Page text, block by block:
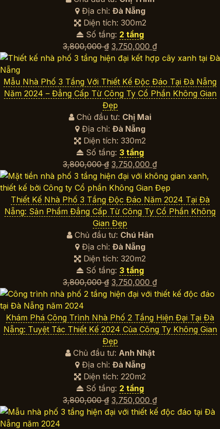
Địa chỉ: Đà Nẵng
Diện tích: 300m2
Số tầng: 2 tầng
3,800,000₫ Giá
gốc
3,800,000 ₫.
3,750,000 ₫Giá
hiện
là:
3,750,000 ₫.
Mẫu Nhà Phố 3 Tầng Với Thiết Kế Độc Đáo Tại Đà Nẵng
Năm 2024 – Đẳng Cấp Từ Công Ty Cổ Phần Không Gian
Đẹp
Chủ đầu tư: Chị Mai
Địa chỉ: Đà Nẵng
Diện tích: 330m2
Số tầng: 3 tầng
3,800,000₫ Giá
gốc
là:
3,800,000 ₫.
3,750,000 ₫Giá
hiện
tại
là:
3,750,000 ₫.
Thiết Kế Nhà Phố 3 Tầng Độc Đáo Năm 2024 Tại Đà
Nẵng: Sản Phẩm Đẳng Cấp Từ Công Ty Cổ Phần Không
Gian Đẹp
Chủ đầu tư: Chú Hân
Địa chỉ: Đà Nẵng
Diện tích: 320m2
Số tầng: 3 tầng
3,800,000₫ Giá
gốc
3,800,000 ₫.
3,750,000 ₫Giá
hiện
là:
3,750,000 ₫.
Khám Phá Công Trình Nhà Phố 2 Tầng Hiện Đại Tại Đà
Nẵng: Tuyệt Tác Thiết Kế 2024 Của Công Ty Không Gian
Đẹp
Chủ đầu tư: Anh Nhật
Địa chỉ: Đà Nẵng
Diện tích: 220m2
Số tầng: 2 tầng
3,800,000₫ Giá
gốc
3,750,000 ₫Giá
hiện